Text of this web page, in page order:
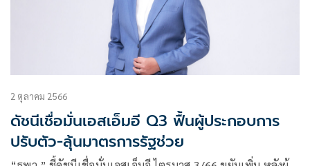
2 ตุลาคม 2566
ดัชนีเชื่อมั่นเอสเอ็มอี Q3 ฟื้นผู้ประกอบการ
ปรับตัว-ลุ้นมาตรการรัฐช่วย